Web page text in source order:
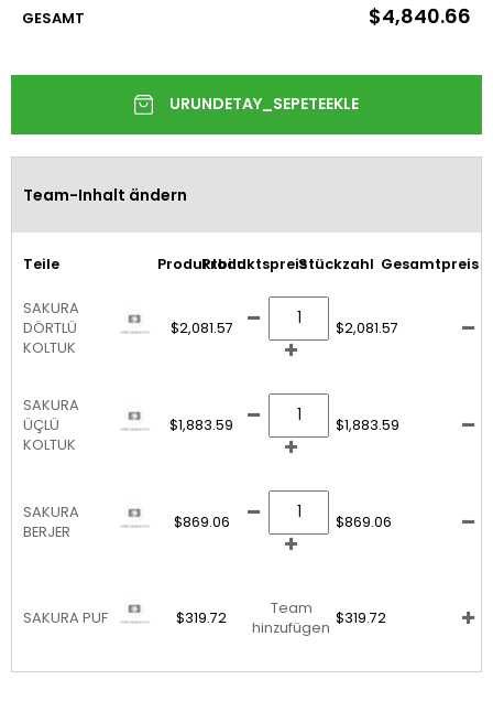
GESAMT $4,840.66
Team-Inhalt ändern
Teile ProduktbildProduktspreisStückzahl Gesamtpreis
SAKURA
DÖRTLÜ
KOLTUK
$2,081.57 $2,081.57
SAKURA
ÜÇLÜ
KOLTUK
$1,883.59 $1,883.59
SAKURA
BERJER
$869.06 $869.06
SAKURA PUF $319.72
Team
hinzufügen
$319.72